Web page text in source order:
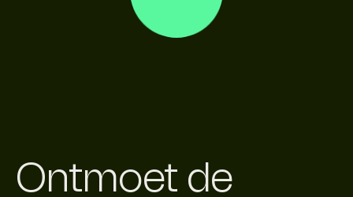
Ontmoet de